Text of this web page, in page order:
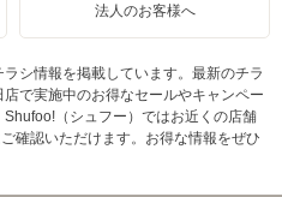
法人のお客様へ
シ情報を掲載しています。最新のチラ
で実施中のお得なセールやキャンペー
（シュフー）ではお近くの店舗
確認いただけます。お得な情報をぜひ